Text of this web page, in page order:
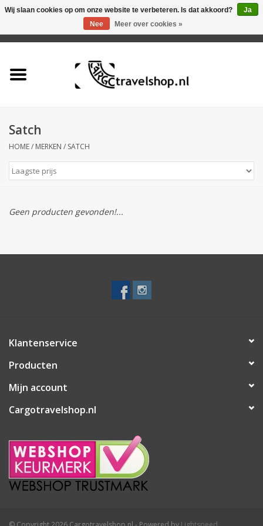
Tas
Business
Satch
HOME/ MERKEN / SATCH
Geen producten gevonden!...
Klantenservice
Producten
Mijn account
Cargotravelshop.nl
Wij slaan cookies op om onze website te verbeteren. Is dat akkoord?
Ja
Nee
Meer over cookies »